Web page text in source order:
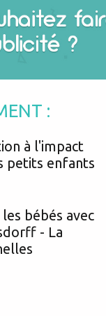
:
à l'impact
petits enfants
bébés avec
- La